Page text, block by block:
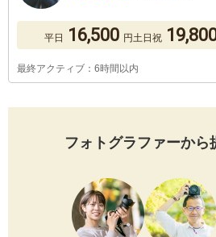
平日 16,500 円土日祝
最終アクティブ：6時間以内
フォトグラファーから